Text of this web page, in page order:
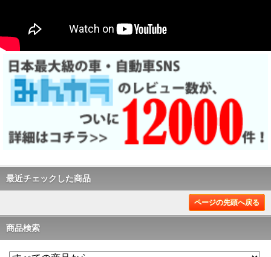
最近チェックした商品
ページの先頭へ戻る
商品検索